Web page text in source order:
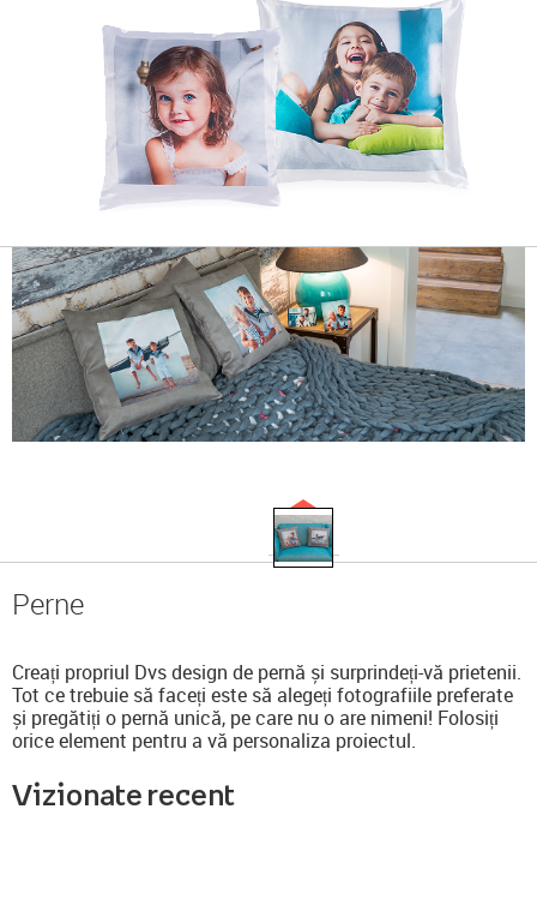
Perne
Creați propriul Dvs design de pernă și surprindeți-vă prietenii.
Tot ce trebuie să faceți este să alegeți fotografiile preferate
și pregătiți o pernă unică, pe care nu o are nimeni! Folosiți
orice element pentru a vă personaliza proiectul.
Vizionate recent